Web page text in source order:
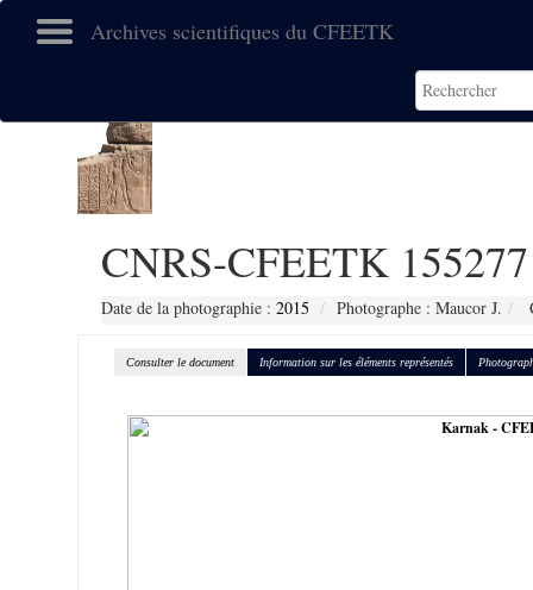
Archives scientifiques du CFEETK
CNRS-CFEETK 155277
Date de la photographie : 2015 Photographe : Maucor J.
Consulter le document Information sur les éléments représentés